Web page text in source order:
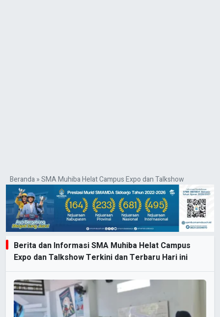
Beranda»SMA Muhiba Helat Campus Expo dan Talkshow
Berita dan Informasi SMA Muhiba Helat Campus
Expo dan Talkshow Terkini dan Terbaru Hari ini